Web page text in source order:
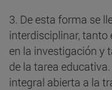
3. De esta forma se
interdisciplinar, tanto
en la investigación y
de la tarea
integral abierta a la